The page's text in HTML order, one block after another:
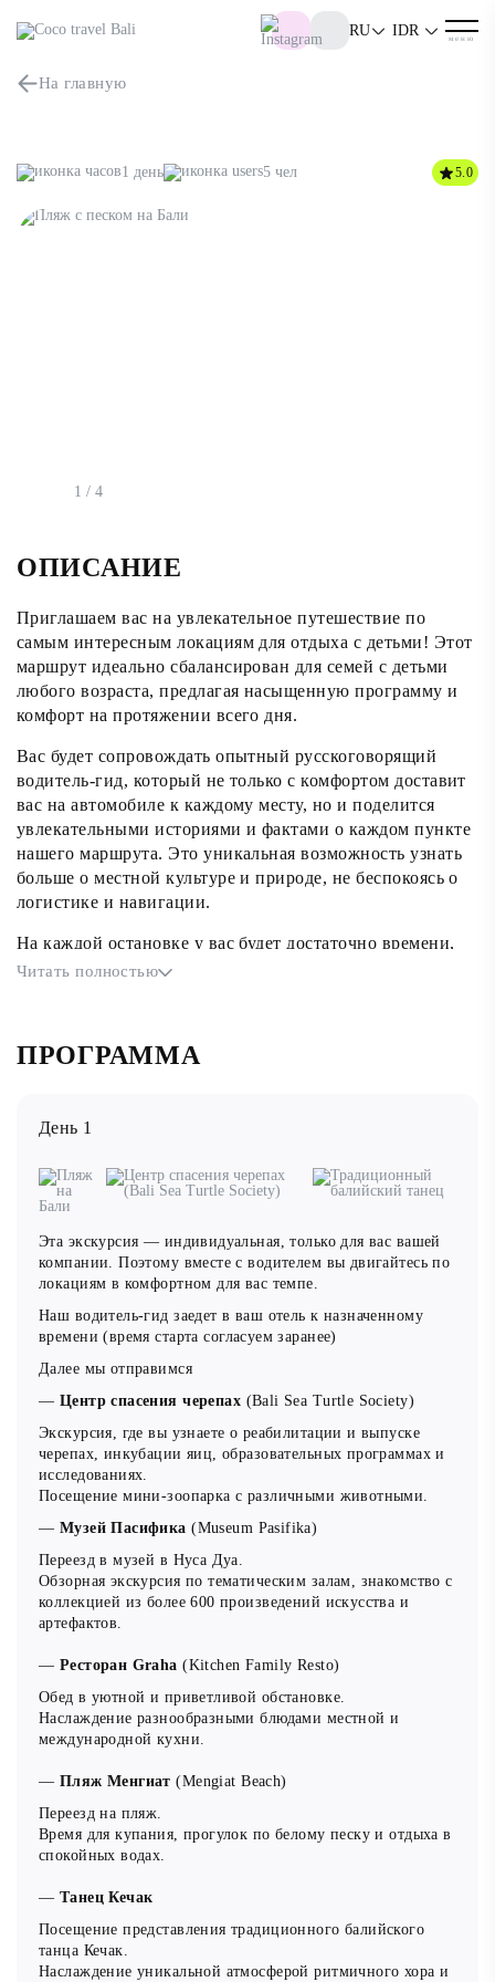
На главную
1 день 5 чел 5.0
1 / 4
ОПИСАНИЕ
Приглашаем вас на увлекательное путешествие по
самым интересным локациям для отдыха с детьми! Этот
маршрут идеально сбалансирован для семей с детьми
любого возраста, предлагая насыщенную программу и
комфорт на протяжении всего дня.
Вас будет сопровождать опытный русскоговорящий
водитель-гид, который не только с комфортом доставит
вас на автомобиле к каждому месту, но и поделится
увлекательными историями и фактами о каждом пункте
нашего маршрута. Это уникальная возможность узнать
больше о местной культуре и природе, не беспокоясь о
логистике и навигации.
На каждой остановке у вас будет достаточно времени,
чтобы исследовать окрестности, насладиться
достопримечательностей и мест для активного отдыха,
Чтобы день был не только интересным, но и
одном из лучших местных ресторанов. Здесь вы сможете
попробовать вкусные блюда местной кухни и отдохнуть
Присоединяйтесь к нам и подарите своей семье
незабываемые впечатления от этого удивительного
путешествия!
Центр спасения черепах— также известный как Bali
Sea Turtle Society, занимается защитой и сохранением
морских черепах. Основные задачи центра включают:
Реабилитация и выпуск: Центр спасает раненых и
естественную среду обитания.
Инкубация яиц: Они собирают черепашьи яйца с
пляжей, где им угрожает опасность, инкубируют их и
затем выпускают новорожденных черепах в океан.
Образовательные программы: Центр проводит
образовательные программы для местных жителей и
сохранения морских черепах.
Исследования и мониторинг: BSTS проводит
чтобы лучше понимать их поведение и потребности.
Вы узнаете много нового о черепахах их видах и
популяции, так же к центре есть мини зоопарк с
различными животными.
Музей Пасифика— (Museum Pasifika), основанный в
2006 году в Нуса Дуа, представляет обширную
коллекцию искусства и артефактов из Тихоокеанского
600 произведений, включая работы местных и западных
художников. Экспозиции охватывают темы
Читать полностью
ПРОГРАММА
День 1
Эта экскурсия — индивидуальная, только для вас вашей
компании. Поэтому вместе с водителем вы двигайтесь по
локациям в комфортном для вас темпе.
Наш водитель-гид заедет в ваш отель к назначенному
времени (время старта согласуем заранее)
Далее мы отправимся
— Центр спасения черепах (Bali Sea Turtle Society)
Экскурсия, где вы узнаете о реабилитации и выпуске
черепах, инкубации яиц, образовательных программах и
исследованиях.
Посещение мини-зоопарка с различными животными.
— Музей Пасифика(Museum Pasifika)
Переезд в музей в Нуса Дуа.
Обзорная экскурсия по тематическим залам, знакомство с
коллекцией из более 600 произведений искусства и
артефактов.
— Ресторан Graha (Kitchen Family Resto)
Обед в уютной и приветливой обстановке.
Наслаждение разнообразными блюдами местной и
международной кухни.
— Пляж Менгиат(Mengiat Beach)
Переезд на пляж.
Время для купания, прогулок по белому песку и отдыха в
спокойных водах.
— Танец Кечак
Посещение представления традиционного балийского
танца Кечак.
Наслаждение уникальной атмосферой ритмичного хора и